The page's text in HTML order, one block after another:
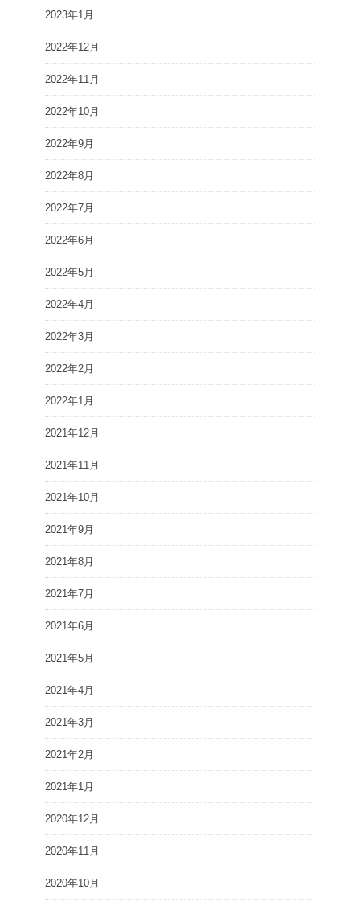
2023年1月
2022年12月
2022年11月
2022年10月
2022年9月
2022年8月
2022年7月
2022年6月
2022年5月
2022年4月
2022年3月
2022年2月
2022年1月
2021年12月
2021年11月
2021年10月
2021年9月
2021年8月
2021年7月
2021年6月
2021年5月
2021年4月
2021年3月
2021年2月
2021年1月
2020年12月
2020年11月
2020年10月